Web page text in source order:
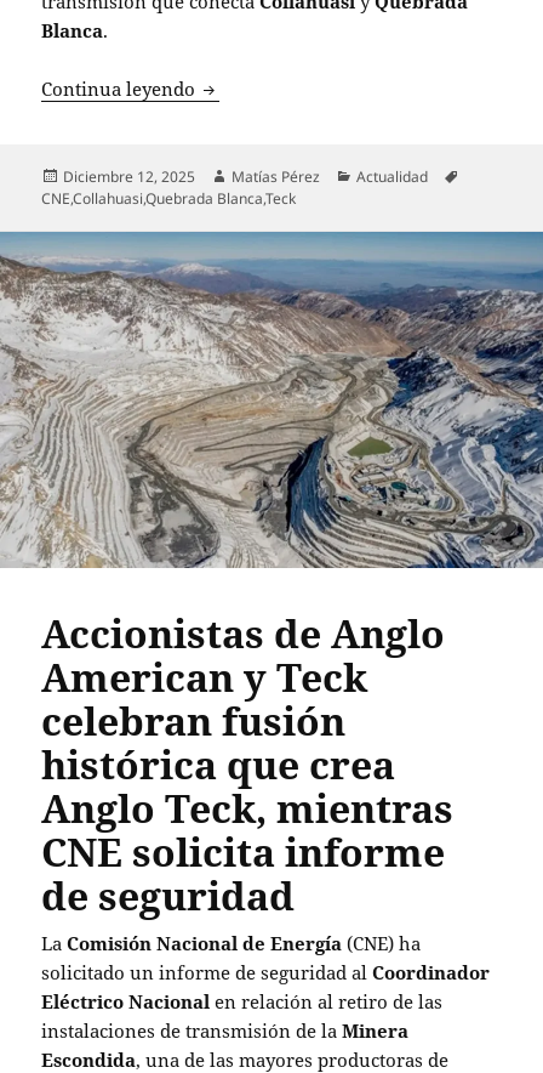
Blanca.
Continua leyendo Aprimin anuncia nombramiento de
Publicado
el
Diciembre 12, 2025 Autor
Matías Pérez Categorías
Actualidad
CNE,Collahuasi,Quebrada Blanca,Teck
Accionistas de Anglo
American y Teck
celebran fusión
histórica que crea
Anglo Teck, mientras
CNE solicita informe
de seguridad
LaComisión Nacional de Energía (CNE) ha
solicitado un informe de seguridad alCoordinador
Eléctrico Nacional en relación al retiro de las
instalaciones de transmisión de laMinera
Escondida, una de las mayores productoras de